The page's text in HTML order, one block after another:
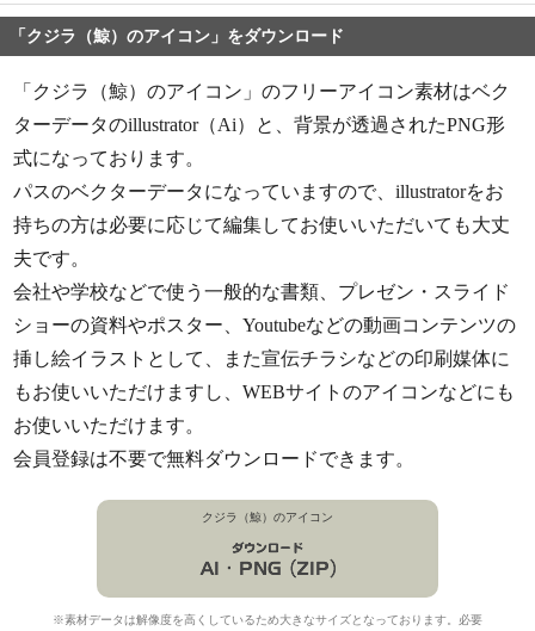
「クジラ（鯨）のアイコン」をダウンロード
「クジラ（鯨）のアイコン」のフリーアイコン素材はベク
ターデータのillustrator（Ai）と、背景が透過されたPNG形
式になっております。
パスのベクターデータになっていますので、illustratorをお
持ちの方は必要に応じて編集してお使いいただいても大丈
夫です。
会社や学校などで使う一般的な書類、プレゼン・スライド
ショーの資料やポスター、Youtubeなどの動画コンテンツの
挿し絵イラストとして、また宣伝チラシなどの印刷媒体に
もお使いいただけますし、WEBサイトのアイコンなどにも
お使いいただけます。
会員登録は不要で無料ダウンロードできます。
クジラ（鯨）のアイコン
※素材データは解像度を高くしているため大きなサイズとなっております。必要